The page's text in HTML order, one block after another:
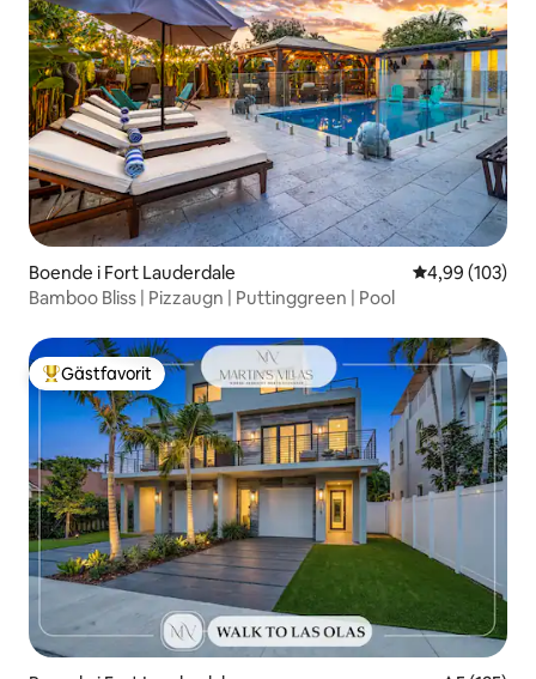
Boende i Fort Lauderdale 4,99 av 5 i
4,99 (103)
Bamboo Bliss | Pizzaugn | Puttinggreen | Pool
Populär gästfavorit
Gästfavorit